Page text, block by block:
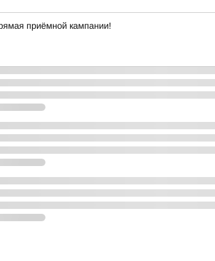
приёмной кампании!